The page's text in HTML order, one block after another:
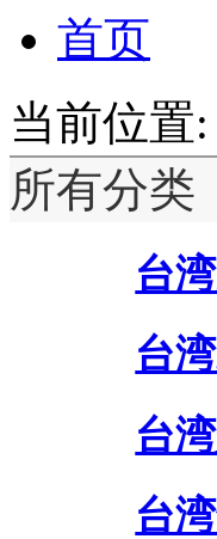
首页
当前位置:
所有分类
台
台
台
台